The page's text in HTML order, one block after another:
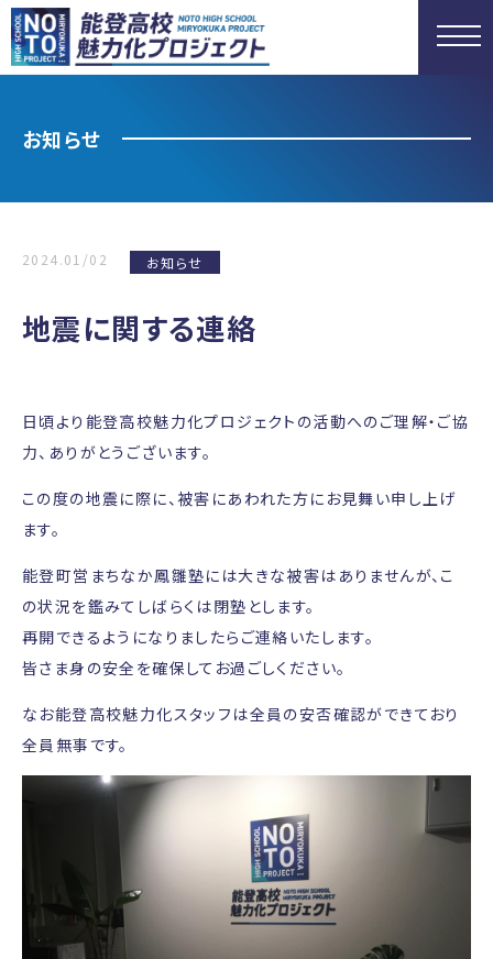
お知らせ
2024.01/02 お知らせ
地震に関する連絡
日頃より能登高校魅力化プロジェクトの活動へのご理解・ご協
力、ありがとうございます。
この度の地震に際に、被害にあわれた方にお見舞い申し上げ
ます。
能登町営まちなか鳳雛塾には大きな被害はありませんが、こ
の状況を鑑みてしばらくは閉塾とします。
再開できるようになりましたらご連絡いたします。
皆さま身の安全を確保してお過ごしください。
なお能登高校魅力化スタッフは全員の安否確認ができており
全員無事です。